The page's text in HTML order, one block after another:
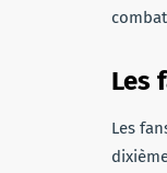
Les
Les